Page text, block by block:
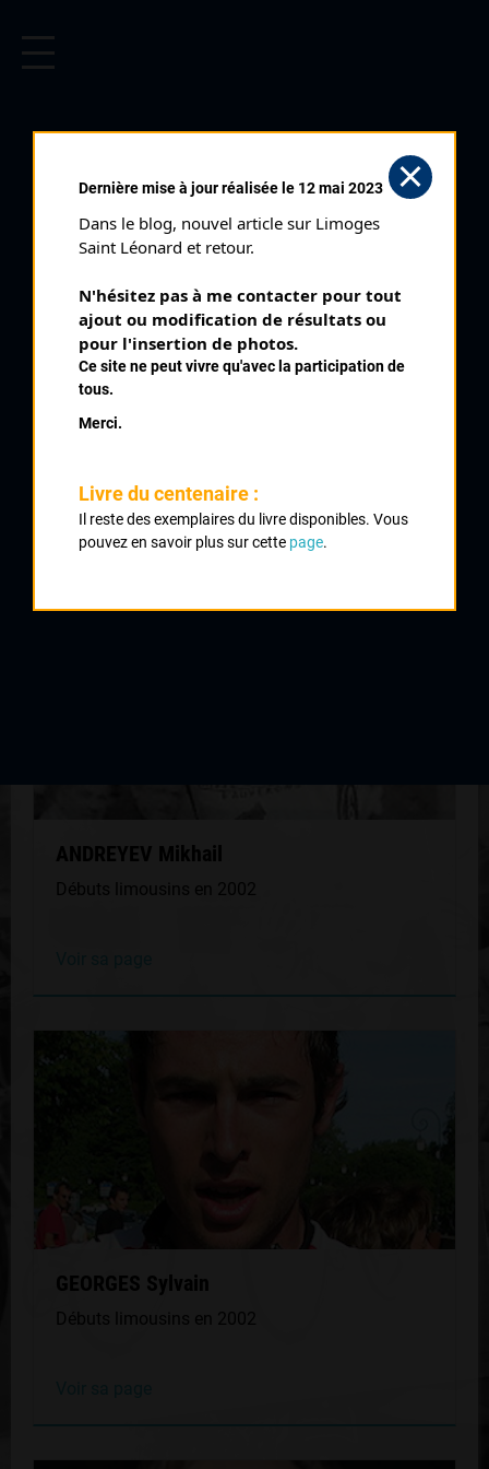
TESSIER JEAN MICHEL
PALMARÈS
2002 , Cofidis
4 Tour du Limousin 1 ère étape
5 Tour du Limousin
QUELQUES COUREURS DE LA
MÊME GÉNÉRATION
ANDREYEV Mikhail
Débuts limousins en 2002
GEORGES Sylvain
Débuts limousins en 2002
Dernière mise à jour réalisée le 12 mai 2023
Dans le blog, nouvel article sur Limoges
Saint Léonard et retour.
N'hésitez pas à me contacter pour tout
ajout ou modification de résultats ou
pour l'insertion de photos.
Ce site ne peut vivre qu'avec la participation de
tous.
Merci.
Livre du centenaire :
Il reste des exemplaires du livre disponibles. Vous
pouvez en savoir plus sur cette page.